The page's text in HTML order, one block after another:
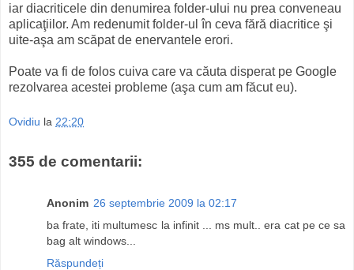
iar diacriticele din denumirea folder-ului nu prea conveneau
aplicaţiilor. Am redenumit folder-ul în ceva fără diacritice şi
uite-aşa am scăpat de enervantele erori.
Poate va fi de folos cuiva care va căuta disperat pe Google
rezolvarea acestei probleme (aşa cum am făcut eu).
Ovidiu la 22:20
355 de comentarii:
Anonim 26 septembrie 2009 la 02:17
ba frate, iti multumesc la infinit ... ms mult.. era cat pe ce sa
bag alt windows...
Răspundeți